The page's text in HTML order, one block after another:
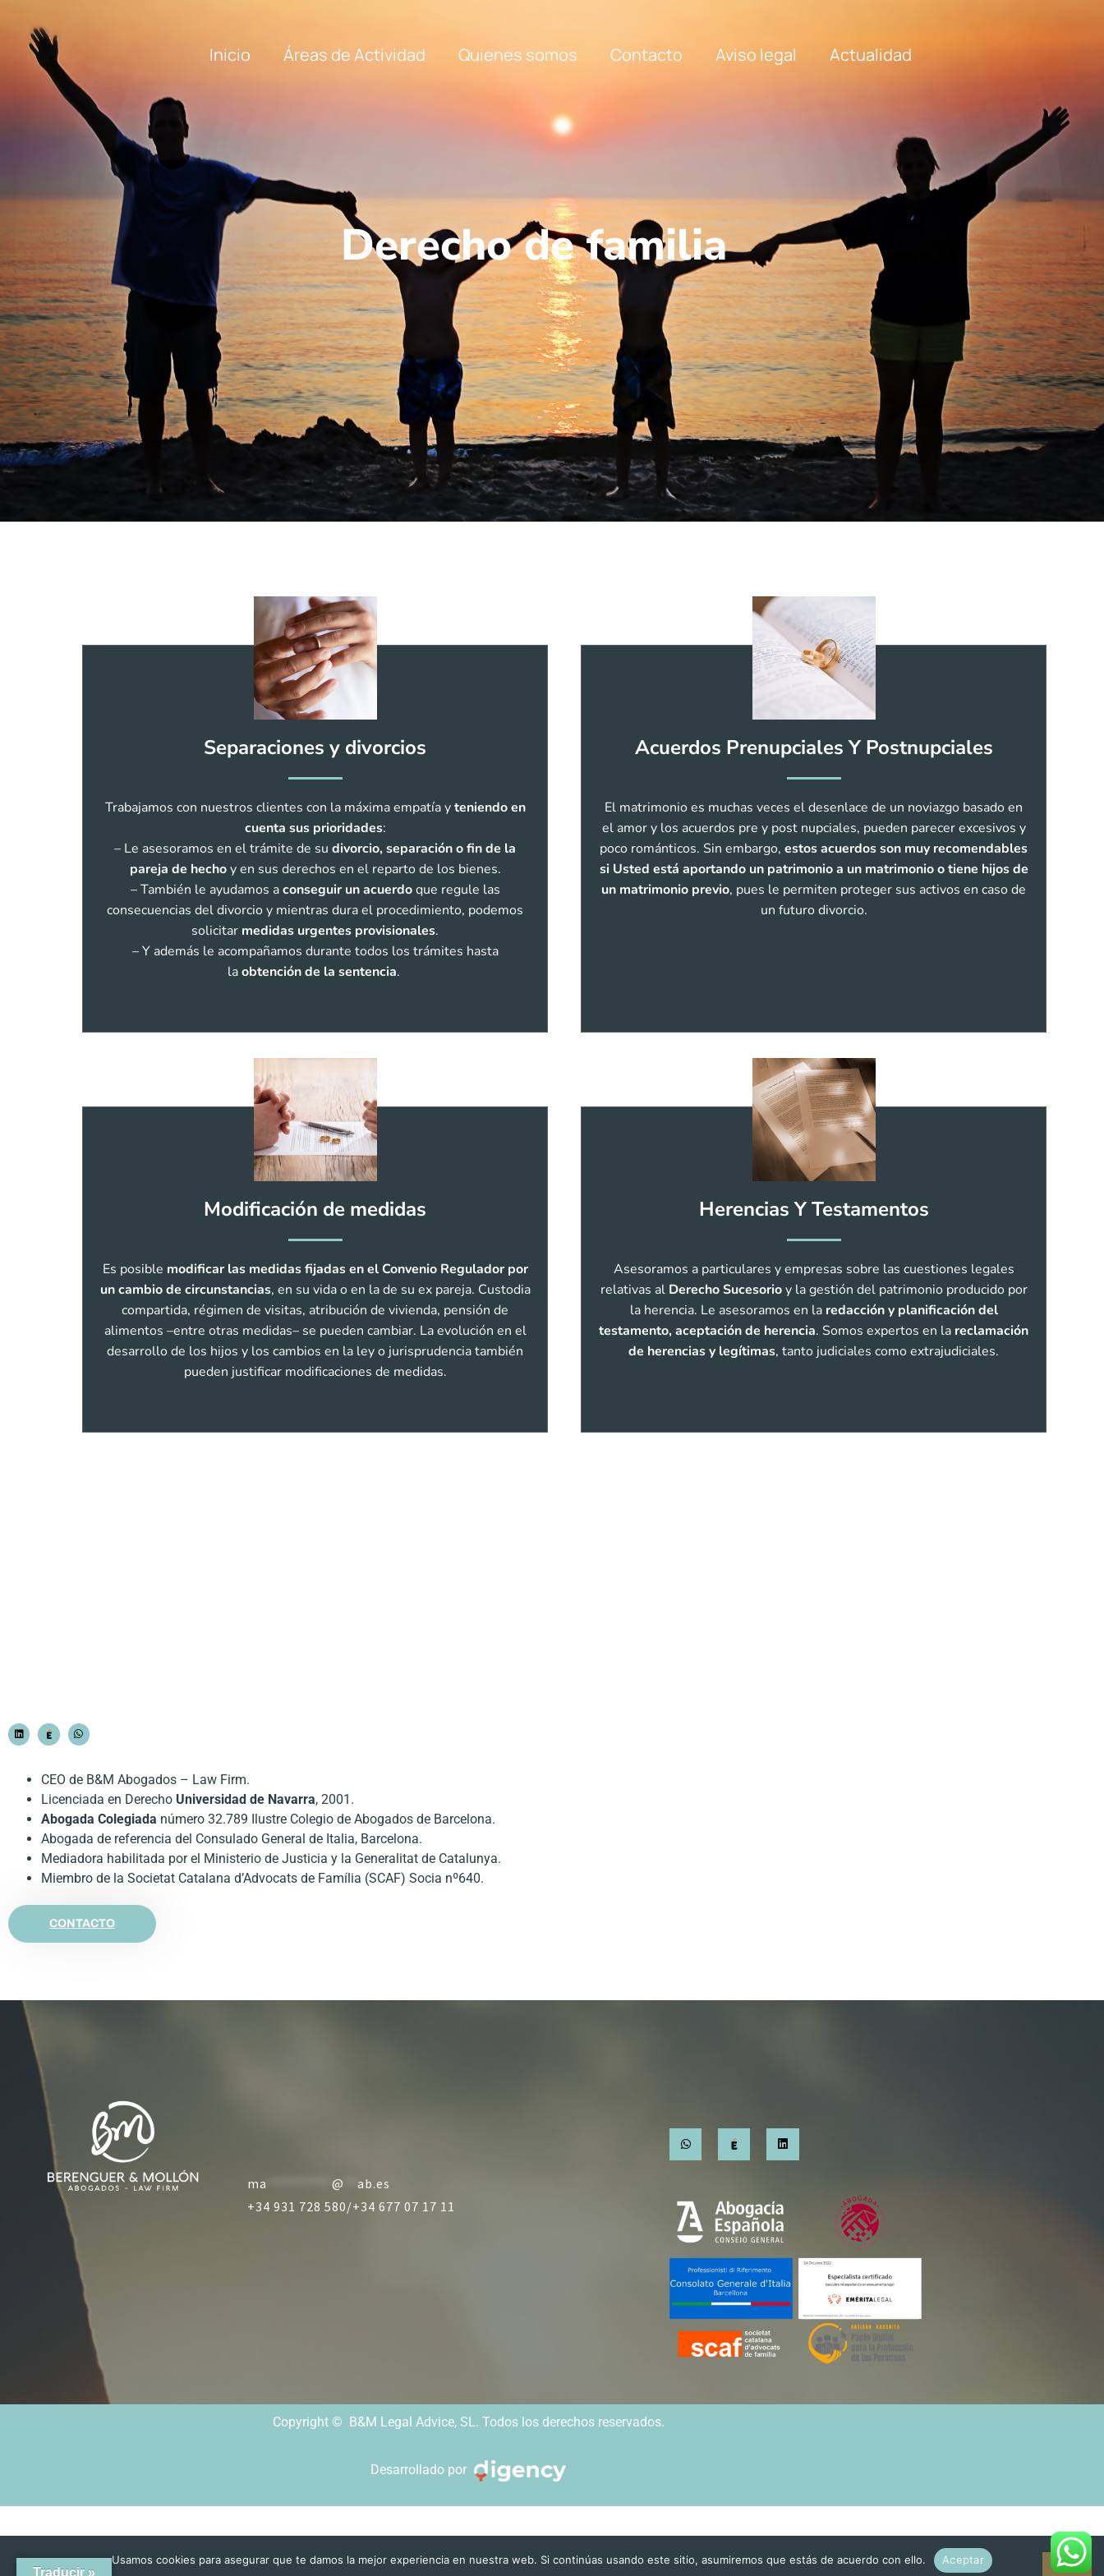
Inicio Áreas de Actividad Quienes somos Contacto Aviso legal Actualidad
Derecho de familia
Separaciones y divorcios
Trabajamos con nuestros clientes con la máxima empatía yteniendo en
cuenta sus prioridades:
– Le asesoramos en el trámite de su divorcio, separación o fin de la
pareja de hechoy en sus derechos en el reparto de los bienes.
– También le ayudamos aconseguir un acuerdoque regule las
consecuencias del divorcio y mientras dura el procedimiento, podemos
solicitar medidas urgentes provisionales.
– Y además le acompañamos durante todos los trámites hasta
laobtención de la sentencia.
Acuerdos Prenupciales Y Postnupciales
El matrimonio es muchas veces el desenlace de un noviazgo basado en
el amor y los acuerdos pre y post nupciales, pueden parecer excesivos y
poco románticos. Sin embargo, estos acuerdos son muy recomendables
si Usted está aportando un patrimonio a un matrimonio o tiene hijos de
un matrimonio previo, pues le permiten proteger sus activos en caso de
un futuro divorcio.
Modificación de medidas
Es posible modificar las medidas fijadas en el Convenio Regulador por
un cambio de circunstancias, en su vida o en la de su ex pareja. Custodia
compartida, régimen de visitas, atribución de vivienda, pensión de
alimentos –entre otras medidas– se pueden cambiar. La evolución en el
desarrollo de los hijos y los cambios en la ley o jurisprudencia también
pueden justificar modificaciones de medidas.
Herencias Y Testamentos
Asesoramos a particulares y empresas sobre las cuestiones legales
relativas al Derecho Sucesorioy la gestión del patrimonio producido por
la herencia. Le asesoramos en la redacción y planificación del
testamento, aceptación de herencia. Somos expertos en la reclamación
de herencias y legítimas, tanto judiciales como extrajudiciales.
CEO de B&M Abogados – Law Firm.
Licenciada en Derecho Universidad de Navarra, 2001.
Abogada Colegiada número 32.789 Ilustre Colegio de Abogados de Barcelona.
Abogada de referencia del Consulado General de Italia, Barcelona.
Mediadora habilitada por el Ministerio de Justicia y la Generalitat de Catalunya.
Miembro de la Societat Catalana d’Advocats de Família (SCAF) Socia nº640.
CONTACTO
ma @
ab.es
+34 931 728 580/+34 677 07 17 11
Copyright © B&M Legal Advice, SL. Todos los derechos reservados.
Desarrollado por
Traducir »
Usamos cookies para asegurar que te damos la mejor experiencia en nuestra web. Si continúas usando este sitio, asumiremos que estás de acuerdo con ello. Aceptar